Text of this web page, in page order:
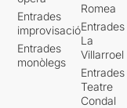
Entrades
improvisació
Entrades
monòlegs
Romea
Entrades
La
Villarroel
Entrades
Teatre
Condal